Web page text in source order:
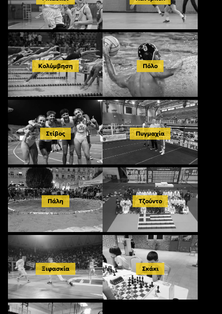
Κολύμβηση Πόλο
Στίβος Πυγμαχία
Πάλη Τζούντο
Ξιφασκία Σκάκι